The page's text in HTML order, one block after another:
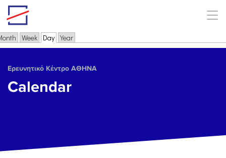
Skip to main content
Primary tabs
Week Day(active tab)
Year
Ερευνητικό Κέντρο ΑΘΗΝΑ
Calendar